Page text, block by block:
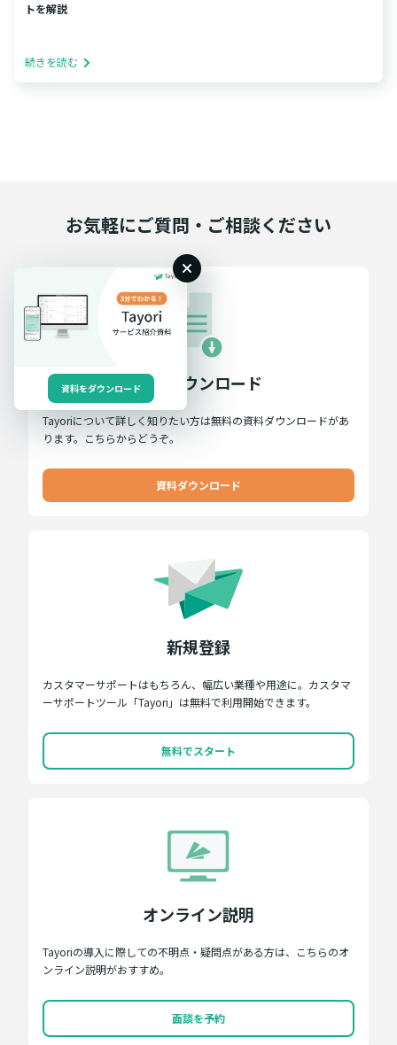
トを解説
続きを読む
お気軽にご質問・ご相談ください
資料ダウンロード
Tayoriについて詳しく知りたい方は無料の資料ダウンロードがあ
ります。こちらからどうぞ。
資料ダウンロード
新規登録
カスタマーサポートはもちろん、幅広い業種や用途に。カスタマ
ーサポートツール「Tayori」は無料で利用開始できます。
無料でスタート
オンライン説明
Tayoriの導入に際しての不明点・疑問点がある方は、こちらのオ
ンライン説明がおすすめ。
面談を予約
資料をダウンロード